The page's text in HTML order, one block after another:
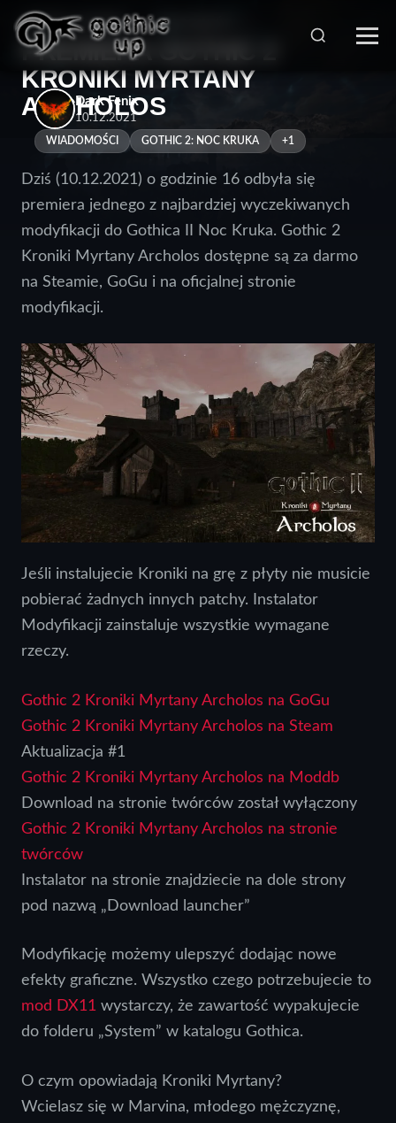
STRONA GŁÓWNA > WIADOMOŚCI
PREMIERA GOTHIC 2
KRONIKI MYRTANY
ARCHOLOS
Dark Fenix
10.12.2021
WIADOMOŚCI GOTHIC 2: NOC KRUKA +1
Dziś (10.12.2021) o godzinie 16 odbyła się
premiera jednego z najbardziej wyczekiwanych
modyfikacji do Gothica II Noc Kruka. Gothic 2
Kroniki Myrtany Archolos dostępne są za darmo
na Steamie, GoGu i na oficjalnej stronie
modyfikacji.
Jeśli instalujecie Kroniki na grę z płyty nie musicie
pobierać żadnych innych patchy. Instalator
Modyfikacji zainstaluje wszystkie wymagane
rzeczy.
Gothic 2 Kroniki Myrtany Archolos na GoGu
Gothic 2 Kroniki Myrtany Archolos na Steam
Aktualizacja #1
Gothic 2 Kroniki Myrtany Archolos na Moddb
Download na stronie twórców został wyłączony
Gothic 2 Kroniki Myrtany Archolos na stronie
twórców
Instalator na stronie znajdziecie na dole strony
pod nazwą „Download launcher”
Modyfikację możemy ulepszyć dodając nowe
efekty graficzne. Wszystko czego potrzebujecie to
mod DX11 wystarczy, że zawartość wypakujecie
do folderu „System” w katalogu Gothica.
O czym opowiadają Kroniki Myrtany?
Wcielasz się w Marvina, młodego mężczyznę,